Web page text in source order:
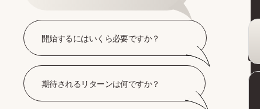
開始するにはいくら必要ですか？
期待されるリターンは何ですか？